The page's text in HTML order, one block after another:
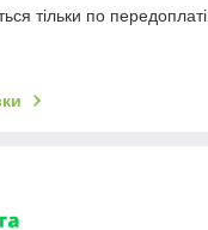
тільки по передоплаті.